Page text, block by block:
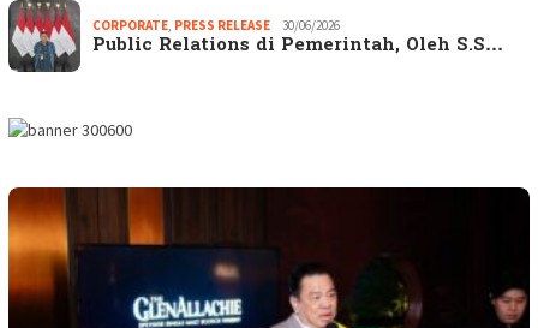
CORPORATE, PRESS RELEASE 30/06/2026
Public Relations di Pemerintah, Oleh S.S…